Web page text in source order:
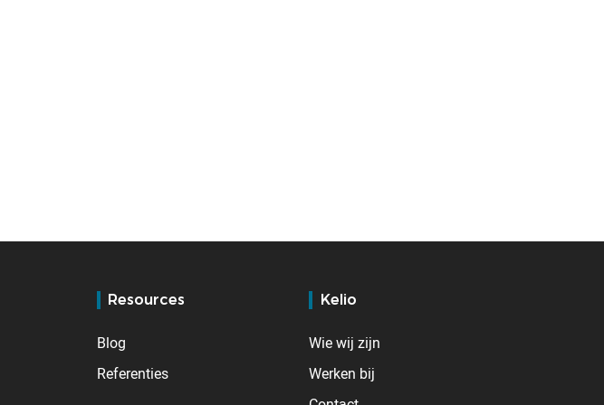
Resources
Blog
Referenties
Kelio
Wie wij zijn
Werken bij